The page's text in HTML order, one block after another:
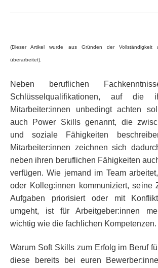
(Dieser Artikel wurde aus Gründen der
überarbeitet).
Neben beruflichen
Schlüsselqualifikationen, auf
Mitarbeiter:innen unbedingt achten
auch Power Skills genannt, die
und soziale Fähigkeiten
Mitarbeiter:innen zeichnen sich
neben ihren beruflichen Fähigkeiten
verfügen. Wie jemand im Team
oder Kolleg:innen kommuniziert, seine
Aufgaben priorisiert oder mit
umgeht, ist für Arbeitgeber:innen
wichtig wie die fachlichen Kompetenzen.
Warum Soft Skills zum Erfolg im Beruf
diese bereits bei euren